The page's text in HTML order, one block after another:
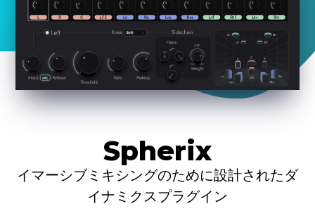
Spherix
イマーシブミキシングのために設計されたダ
イナミクスプラグイン